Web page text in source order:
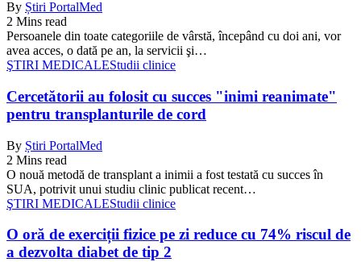
By Știri PortalMed
2 Mins read
Persoanele din toate categoriile de vârstă, începând cu doi ani, vor
avea acces, o dată pe an, la servicii şi…
ŞTIRI MEDICALEStudii clinice
Cercetătorii au folosit cu succes "inimi reanimate"
pentru transplanturile de cord
By Știri PortalMed
2 Mins read
O nouă metodă de transplant a inimii a fost testată cu succes în
SUA, potrivit unui studiu clinic publicat recent…
ŞTIRI MEDICALEStudii clinice
O oră de exerciții fizice pe zi reduce cu 74% riscul de
a dezvolta diabet de tip 2